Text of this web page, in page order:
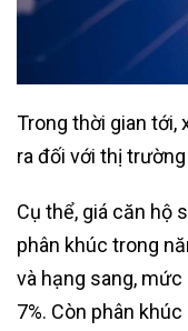
Trong thời gian tới,
ra đối với thị
Cụ thể, giá căn hộ
phân khúc trong
và hạng sang,
7%. Còn phân